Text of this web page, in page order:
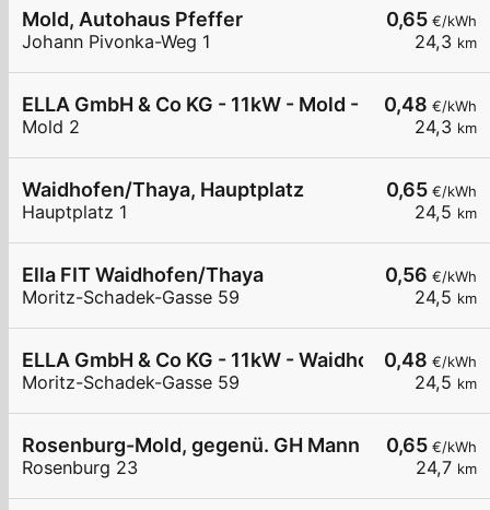
0,65 €/kWh
24,3 km
Mold, Autohaus Pfeffer
Johann Pivonka-Weg 1
0,48 €/kWh
24,3 km
ELLA GmbH & Co KG - 11kW - Mold -
Mold 2
0,65 €/kWh
24,5 km
Waidhofen/Thaya, Hauptplatz
Hauptplatz 1
0,56 €/kWh
24,5 km
Ella FIT Waidhofen/Thaya
Moritz-Schadek-Gasse 59
0,48 €/kWh
24,5 km
ELLA GmbH & Co KG - 11kW - Waidhofen/Thaya -
Moritz-Schadek-Gasse 59
0,65 €/kWh
24,7 km
Rosenburg-Mold, gegenü. GH Mann
Rosenburg 23